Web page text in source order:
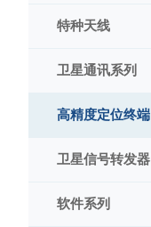
特种天线
卫星通讯系列
高精度定位终端
卫星信号转发器
软件系列